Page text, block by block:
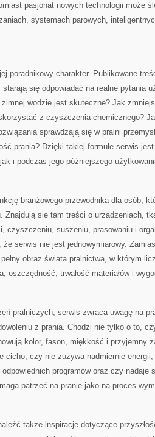
pasjonat nowych technologii może
systemach parowych,
poradnikowy charakter. Publikowane
się odpowiadać na realne pytania
wodzie jest skuteczne? Jak
z czyszczenia chemicznego?
sprawdzają się w pralni
prania? Dzięki takiej formule serwis
i podczas jego późniejszego
branżowego przewodnika dla osób,
Znajdują się tam treści o urządzeniach,
czyszczeniu, suszeniu, prasowaniu i
że serwis nie jest jednowymiarowy.
obraz świata pralnictwa, w którym
oszczędność, trwałość materiałów i
pralniczych, serwis zwraca uwagę na
z prania. Chodzi nie tylko o to,
kolor, fason, miękkość i przyjemny
cicho, czy nie zużywa nadmiernie energii,
programów oraz czy nadaje
patrzeć na pranie jako na proces
także inspiracje dotyczące